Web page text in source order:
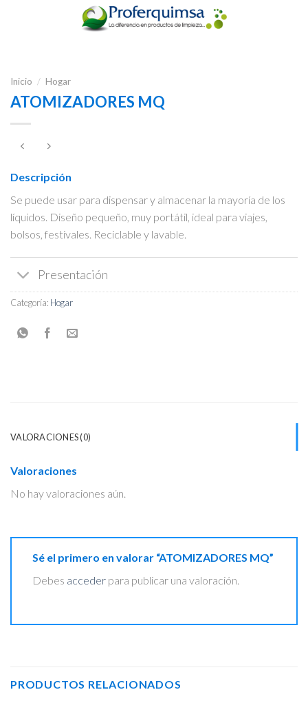
Inicio / Hogar
ATOMIZADORES MQ
Descripción
Se puede usar para dispensar y almacenar la mayoría de los
líquidos. Diseño pequeño, muy portátil, ideal para viajes,
bolsos, festivales. Reciclable y lavable.
Presentación
Categoría: Hogar
VALORACIONES (0)
Valoraciones
No hay valoraciones aún.
Sé el primero en valorar “ATOMIZADORES MQ”
Debes acceder para publicar una valoración.
PRODUCTOS RELACIONADOS